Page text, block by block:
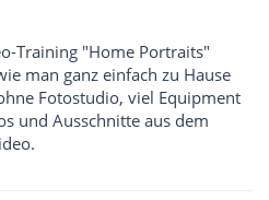
Training "Home Portraits"
man ganz einfach zu Hause
Fotostudio, viel Equipment
und Ausschnitte aus dem